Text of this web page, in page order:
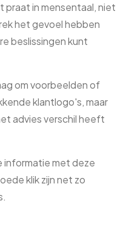
in mensentaal, niet
het gevoel hebben
beslissingen kunt
om voorbeelden of
klantlogo's, maar
advies verschil heeft
informatie met deze
klik zijn net zo